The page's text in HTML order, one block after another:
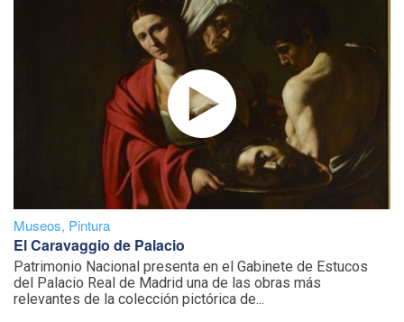
Museos, Pintura
El Caravaggio de Palacio
Patrimonio Nacional presenta en el Gabinete de Estucos
del Palacio Real de Madrid una de las obras más
relevantes de la colección pictórica de...